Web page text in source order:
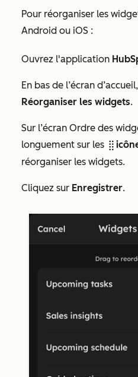
Pour réorganiser les
Android ou iOS :
Ouvrez l'application
En bas de l’écran d’accueil
Réorganiser les widgets.
Sur l’écran Ordre des
longuement sur les dragHandleIcon
réorganiser les widgets.
Cliquez sur Enregistrer.